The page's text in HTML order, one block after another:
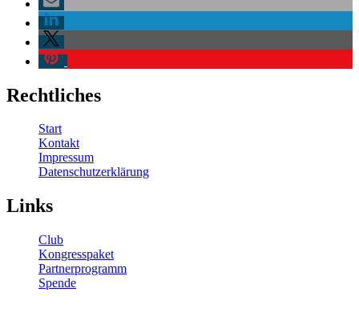
Rechtliches
Start
Kontakt
Impressum
Datenschutzerklärung
Links
Club
Kongresspaket
Partnerprogramm
Spende